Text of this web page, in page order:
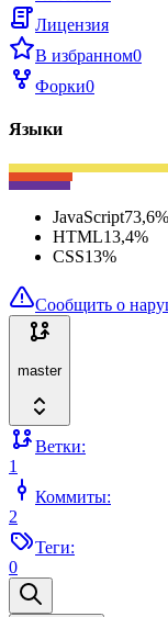
Лицензия
В избранном0
Форки0
Языки
JavaScript73,6%
HTML13,4%
CSS13%
Сообщить о
master
Ветки:
1
Коммиты:
2
Теги:
0